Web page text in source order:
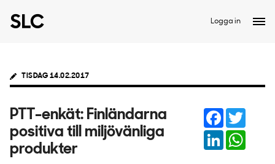
Logga in
TISDAG 14.02.2017
PTT-enkät: Finländarna
positiva till miljövänliga
produkter
Facebook
LinkedIn